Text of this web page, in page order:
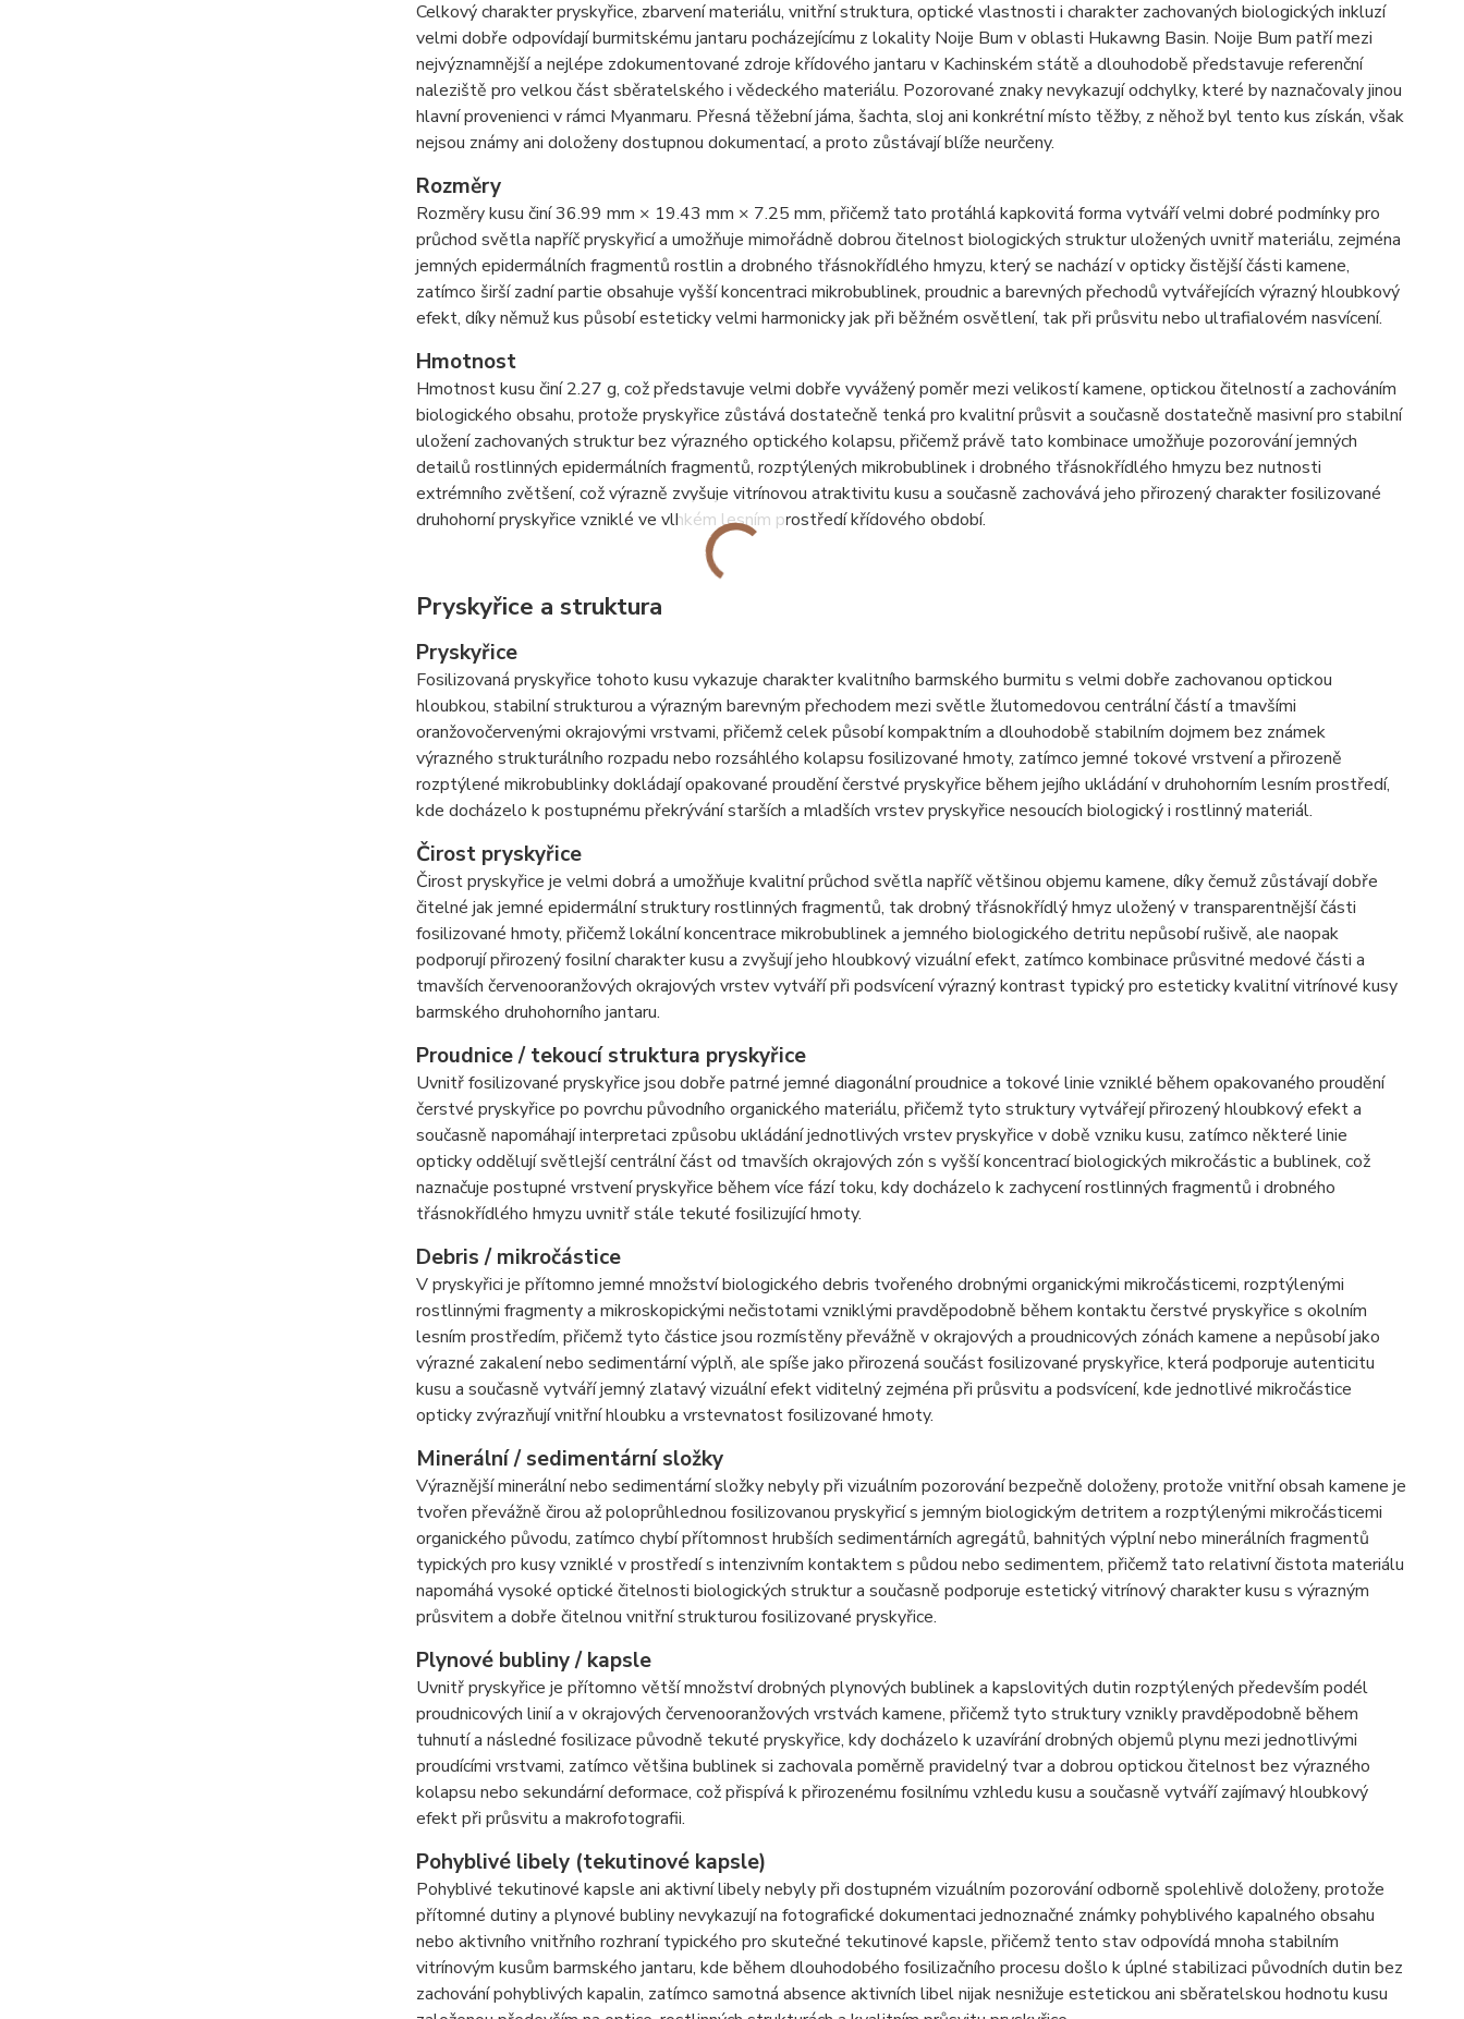
Celkový charakter pryskyřice, zbarvení materiálu, vnitřní struktura, optické vlastnosti i charakter zachovaných biologických inkluzí
velmi dobře odpovídají burmitskému jantaru pocházejícímu z lokality Noije Bum v oblasti Hukawng Basin. Noije Bum patří mezi
nejvýznamnější a nejlépe zdokumentované zdroje křídového jantaru v Kachinském státě a dlouhodobě představuje referenční
naleziště pro velkou část sběratelského i vědeckého materiálu. Pozorované znaky nevykazují odchylky, které by naznačovaly jinou
hlavní provenienci v rámci Myanmaru. Přesná těžební jáma, šachta, sloj ani konkrétní místo těžby, z něhož byl tento kus získán, však
nejsou známy ani doloženy dostupnou dokumentací, a proto zůstávají blíže neurčeny.
Rozměry
Rozměry kusu činí 36.99 mm × 19.43 mm × 7.25 mm, přičemž tato protáhlá kapkovitá forma vytváří velmi dobré podmínky pro
průchod světla napříč pryskyřicí a umožňuje mimořádně dobrou čitelnost biologických struktur uložených uvnitř materiálu, zejména
jemných epidermálních fragmentů rostlin a drobného třásnokřídlého hmyzu, který se nachází v opticky čistější části kamene,
zatímco širší zadní partie obsahuje vyšší koncentraci mikrobublinek, proudnic a barevných přechodů vytvářejících výrazný hloubkový
efekt, díky němuž kus působí esteticky velmi harmonicky jak při běžném osvětlení, tak při průsvitu nebo ultrafialovém nasvícení.
Hmotnost
Hmotnost kusu činí 2.27 g, což představuje velmi dobře vyvážený poměr mezi velikostí kamene, optickou čitelností a zachováním
biologického obsahu, protože pryskyřice zůstává dostatečně tenká pro kvalitní průsvit a současně dostatečně masivní pro stabilní
uložení zachovaných struktur bez výrazného optického kolapsu, přičemž právě tato kombinace umožňuje pozorování jemných
detailů rostlinných epidermálních fragmentů, rozptýlených mikrobublinek i drobného třásnokřídlého hmyzu bez nutnosti
extrémního zvětšení, což výrazně zvyšuje vitrínovou atraktivitu kusu a současně zachovává jeho přirozený charakter fosilizované
druhohorní pryskyřice vzniklé ve vlhkém lesním prostředí křídového období.
Pryskyřice a struktura
Pryskyřice
Fosilizovaná pryskyřice tohoto kusu vykazuje charakter kvalitního barmského burmitu s velmi dobře zachovanou optickou
hloubkou, stabilní strukturou a výrazným barevným přechodem mezi světle žlutomedovou centrální částí a tmavšími
oranžovočervenými okrajovými vrstvami, přičemž celek působí kompaktním a dlouhodobě stabilním dojmem bez známek
výrazného strukturálního rozpadu nebo rozsáhlého kolapsu fosilizované hmoty, zatímco jemné tokové vrstvení a přirozeně
rozptýlené mikrobublinky dokládají opakované proudění čerstvé pryskyřice během jejího ukládání v druhohorním lesním prostředí,
kde docházelo k postupnému překrývání starších a mladších vrstev pryskyřice nesoucích biologický i rostlinný materiál.
Čirost pryskyřice
Čirost pryskyřice je velmi dobrá a umožňuje kvalitní průchod světla napříč většinou objemu kamene, díky čemuž zůstávají dobře
čitelné jak jemné epidermální struktury rostlinných fragmentů, tak drobný třásnokřídlý hmyz uložený v transparentnější části
fosilizované hmoty, přičemž lokální koncentrace mikrobublinek a jemného biologického detritu nepůsobí rušivě, ale naopak
podporují přirozený fosilní charakter kusu a zvyšují jeho hloubkový vizuální efekt, zatímco kombinace průsvitné medové části a
tmavších červenooranžových okrajových vrstev vytváří při podsvícení výrazný kontrast typický pro esteticky kvalitní vitrínové kusy
barmského druhohorního jantaru.
Proudnice / tekoucí struktura pryskyřice
Uvnitř fosilizované pryskyřice jsou dobře patrné jemné diagonální proudnice a tokové linie vzniklé během opakovaného proudění
čerstvé pryskyřice po povrchu původního organického materiálu, přičemž tyto struktury vytvářejí přirozený hloubkový efekt a
současně napomáhají interpretaci způsobu ukládání jednotlivých vrstev pryskyřice v době vzniku kusu, zatímco některé linie
opticky oddělují světlejší centrální část od tmavších okrajových zón s vyšší koncentrací biologických mikročástic a bublinek, což
naznačuje postupné vrstvení pryskyřice během více fází toku, kdy docházelo k zachycení rostlinných fragmentů i drobného
třásnokřídlého hmyzu uvnitř stále tekuté fosilizující hmoty.
Debris / mikročástice
V pryskyřici je přítomno jemné množství biologického debris tvořeného drobnými organickými mikročásticemi, rozptýlenými
rostlinnými fragmenty a mikroskopickými nečistotami vzniklými pravděpodobně během kontaktu čerstvé pryskyřice s okolním
lesním prostředím, přičemž tyto částice jsou rozmístěny převážně v okrajových a proudnicových zónách kamene a nepůsobí jako
výrazné zakalení nebo sedimentární výplň, ale spíše jako přirozená součást fosilizované pryskyřice, která podporuje autenticitu
kusu a současně vytváří jemný zlatavý vizuální efekt viditelný zejména při průsvitu a podsvícení, kde jednotlivé mikročástice
opticky zvýrazňují vnitřní hloubku a vrstevnatost fosilizované hmoty.
Minerální / sedimentární složky
Výraznější minerální nebo sedimentární složky nebyly při vizuálním pozorování bezpečně doloženy, protože vnitřní obsah kamene je
tvořen převážně čirou až poloprůhlednou fosilizovanou pryskyřicí s jemným biologickým detritem a rozptýlenými mikročásticemi
organického původu, zatímco chybí přítomnost hrubších sedimentárních agregátů, bahnitých výplní nebo minerálních fragmentů
typických pro kusy vzniklé v prostředí s intenzivním kontaktem s půdou nebo sedimentem, přičemž tato relativní čistota materiálu
napomáhá vysoké optické čitelnosti biologických struktur a současně podporuje estetický vitrínový charakter kusu s výrazným
průsvitem a dobře čitelnou vnitřní strukturou fosilizované pryskyřice.
Plynové bubliny / kapsle
Uvnitř pryskyřice je přítomno větší množství drobných plynových bublinek a kapslovitých dutin rozptýlených především podél
proudnicových linií a v okrajových červenooranžových vrstvách kamene, přičemž tyto struktury vznikly pravděpodobně během
tuhnutí a následné fosilizace původně tekuté pryskyřice, kdy docházelo k uzavírání drobných objemů plynu mezi jednotlivými
proudícími vrstvami, zatímco většina bublinek si zachovala poměrně pravidelný tvar a dobrou optickou čitelnost bez výrazného
kolapsu nebo sekundární deformace, což přispívá k přirozenému fosilnímu vzhledu kusu a současně vytváří zajímavý hloubkový
efekt při průsvitu a makrofotografii.
Pohyblivé libely (tekutinové kapsle)
Pohyblivé tekutinové kapsle ani aktivní libely nebyly při dostupném vizuálním pozorování odborně spolehlivě doloženy, protože
přítomné dutiny a plynové bubliny nevykazují na fotografické dokumentaci jednoznačné známky pohyblivého kapalného obsahu
nebo aktivního vnitřního rozhraní typického pro skutečné tekutinové kapsle, přičemž tento stav odpovídá mnoha stabilním
vitrínovým kusům barmského jantaru, kde během dlouhodobého fosilizačního procesu došlo k úplné stabilizaci původních dutin bez
zachování pohyblivých kapalin, zatímco samotná absence aktivních libel nijak nesnižuje estetickou ani sběratelskou hodnotu kusu